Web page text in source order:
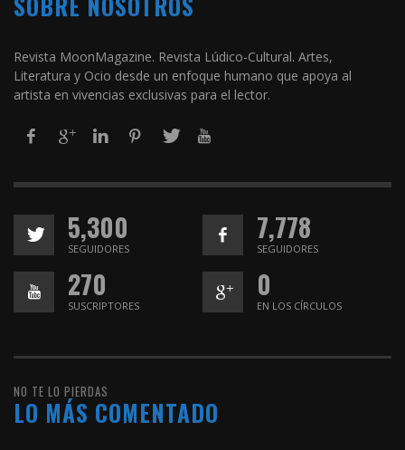
Revista MoonMagazine. Revista Lúdico-Cultural. Artes,
Literatura y Ocio desde un enfoque humano que apoya al
artista en vivencias exclusivas para el lector.
5,300
SEGUIDORES
7,778
SEGUIDORES
270
SUSCRIPTORES
0
EN LOS CÍRCULOS
NO TE LO PIERDAS
LO MÁS COMENTADO